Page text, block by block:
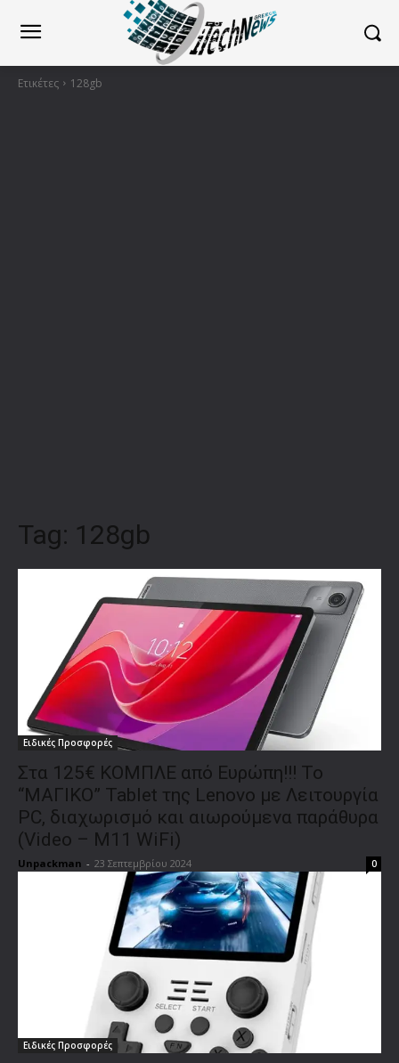
Ετικέτες 128gb
Tag: 128gb
Ειδικές Προσφορές
Στα 125€ ΚΟΜΠΛΕ από Ευρώπη!!! Το
“ΜΑΓΙΚΟ” Tablet της Lenovo με Λειτουργία
PC, διαχωρισμό και αιωρούμενα παράθυρα
(Video – Μ11 WiFi)
Unpackman - 23 Σεπτεμβρίου 2024 0
Ειδικές Προσφορές